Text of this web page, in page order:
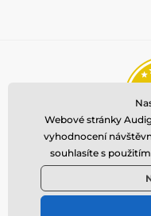
© 2026
Webové stránky
vyhodnocení
souhlasíte s